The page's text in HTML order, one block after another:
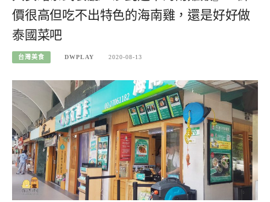
價很高但吃不出特色的海南雞，還是好好做
泰國菜吧
台灣美食 DWPLAY 2020-08-13